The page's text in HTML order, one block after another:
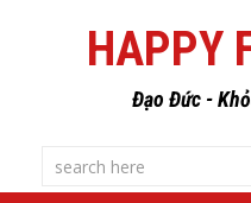
HAPPY
Đạo Đức -